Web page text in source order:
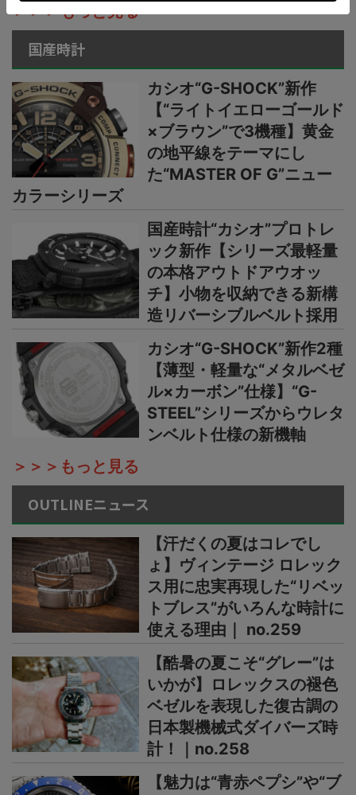
＞＞＞もっと見る
国産時計
カシオ“G-SHOCK”新作
【“ライトイエローゴールド
×ブラウン”で3機種】黄金
の地平線をテーマにし
た“MASTER OF G”ニュー
カラーシリーズ
国産時計“カシオ”プロトレ
ック新作【シリーズ最軽量
の本格アウトドアウオッ
チ】小物を収納できる新構
造リバーシブルベルト採用
カシオ“G-SHOCK”新作2種
【薄型・軽量な“メタルベゼ
ル×カーボン”仕様】“G-
STEEL”シリーズからウレタ
ンベルト仕様の新機軸
＞＞＞もっと見る
OUTLINEニュース
【汗だくの夏はコレでし
ょ】ヴィンテージ ロレック
ス用に忠実再現した“リベッ
トブレス”がいろんな時計に
使える理由｜ no.259
【酷暑の夏こそ“グレー”は
いかが】ロレックスの褪色
ベゼルを表現した復古調の
日本製機械式ダイバーズ時
計！｜no.258
【魅力は“青赤ペプシ”や“ブ